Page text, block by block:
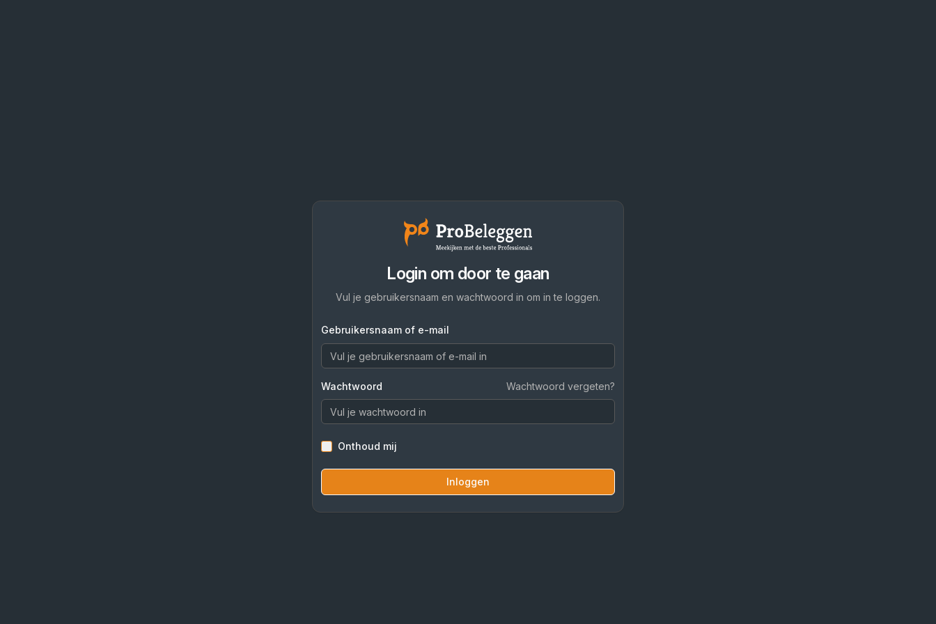
Login om door te gaan
Vul je gebruikersnaam en wachtwoord in om in te loggen.
Gebruikersnaam of e-mail
Wachtwoord Wachtwoord vergeten?
Onthoud mij
Inloggen